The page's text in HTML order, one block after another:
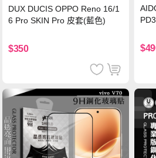
DUX DUCIS OPPO Reno 16/1
6 Pro SKIN Pro 皮套(藍色)
$350
機/